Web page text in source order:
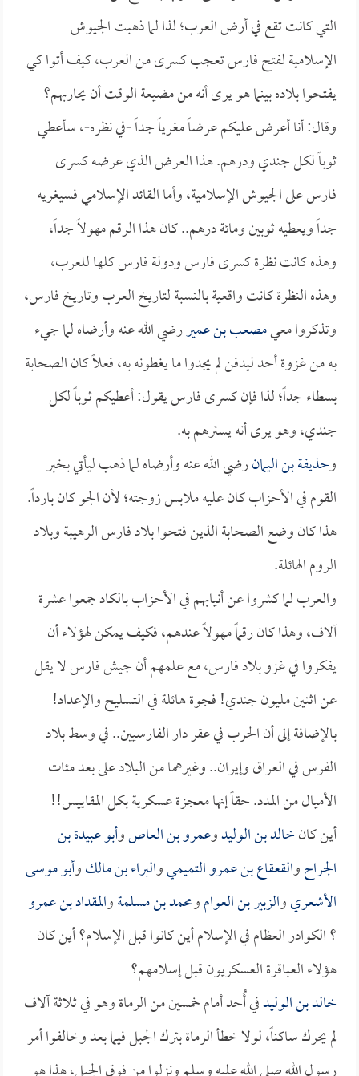
التي كانت تقع في أرض العرب؛ لذا لما ذهبت الجيوش
الإسلامية لفتح فارس تعجب كسرى من العرب، كيف أتوا كي
يفتحوا بلاده بينما هو يرى أنه من مضيعة الوقت أن يحاربهم؟
وقال: أنا أعرض عليكم عرضاً مغرياً جداً -في نظره-، سأعطي
ثوباً لكل جندي ودرهم. هذا العرض الذي عرضه كسرى
فارس على الجيوش الإسلامية، وأما القائد الإسلامي فسيغريه
جداً ويعطيه ثوبين ومائة درهم.. كان هذا الرقم مهولاً جداً،
وهذه كانت نظرة كسرى فارس ودولة فارس كلها للعرب،
وهذه النظرة كانت واقعية بالنسبة لتاريخ العرب وتاريخ فارس،
وتذكروا معيمصعب بن عميررضي الله عنه وأرضاه لما جيء
به من غزوة أحد ليدفن لم يجدوا ما يغطونه به، فعلاً كان الصحابة
بسطاء جداً؛ لذا فإن كسرى فارس يقول: أعطيكم ثوباً لكل
جندي، وهو يرى أنه يسترهم به.
وحذيفة بن اليمانرضي الله عنه وأرضاه لما ذهب ليأتي بخبر
القوم في الأحزاب كان عليه ملابس زوجته؛ لأن الجو كان بارداً.
هذا كان وضع الصحابة الذين فتحوا بلاد فارس الرهيبة وبلاد
الروم الهائلة.
والعرب لما كشروا عن أنيابهم في الأحزاب بالكاد جمعوا عشرة
آلاف، وهذا كان رقماً مهولاً عندهم، فكيف يمكن لهؤلاء أن
يفكروا في غزو بلاد فارس، مع علمهم أن جيش فارس لا يقل
عن اثنين مليون جندي! فجوة هائلة في التسليح والإعداد!
بالإضافة إلى أن الحرب في عقر دار الفارسيين.. في وسط بلاد
الفرس في العراق وإيران.. وغيرهما من البلاد على بعد مئات
الأميال من المدد. حقاً إنها معجزة عسكرية بكل المقاييس!!
أين كانخالد بن الوليدوعمرو بن العاصوأبو عبيدة بن
الجراحوالقعقاع بن عمرو التميميوالبراء بن مالكوأبو موسى
الأشعريوالزبير بن العوامومحمد بن مسلمةوالمقداد بن عمرو
؟ الكوادر العظام في الإسلام أين كانوا قبل الإسلام؟ أين كان
هؤلاء العباقرة العسكريون قبل إسلامهم؟
خالد بن الوليدفي أُحد أمام خمسين من الرماة وهو في ثلاثة آلاف
لم يحرك ساكناً، لولا خطأ الرماة بترك الجبل فيما بعد وخالفوا أمر